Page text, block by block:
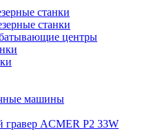
станки
станки
центры
машины